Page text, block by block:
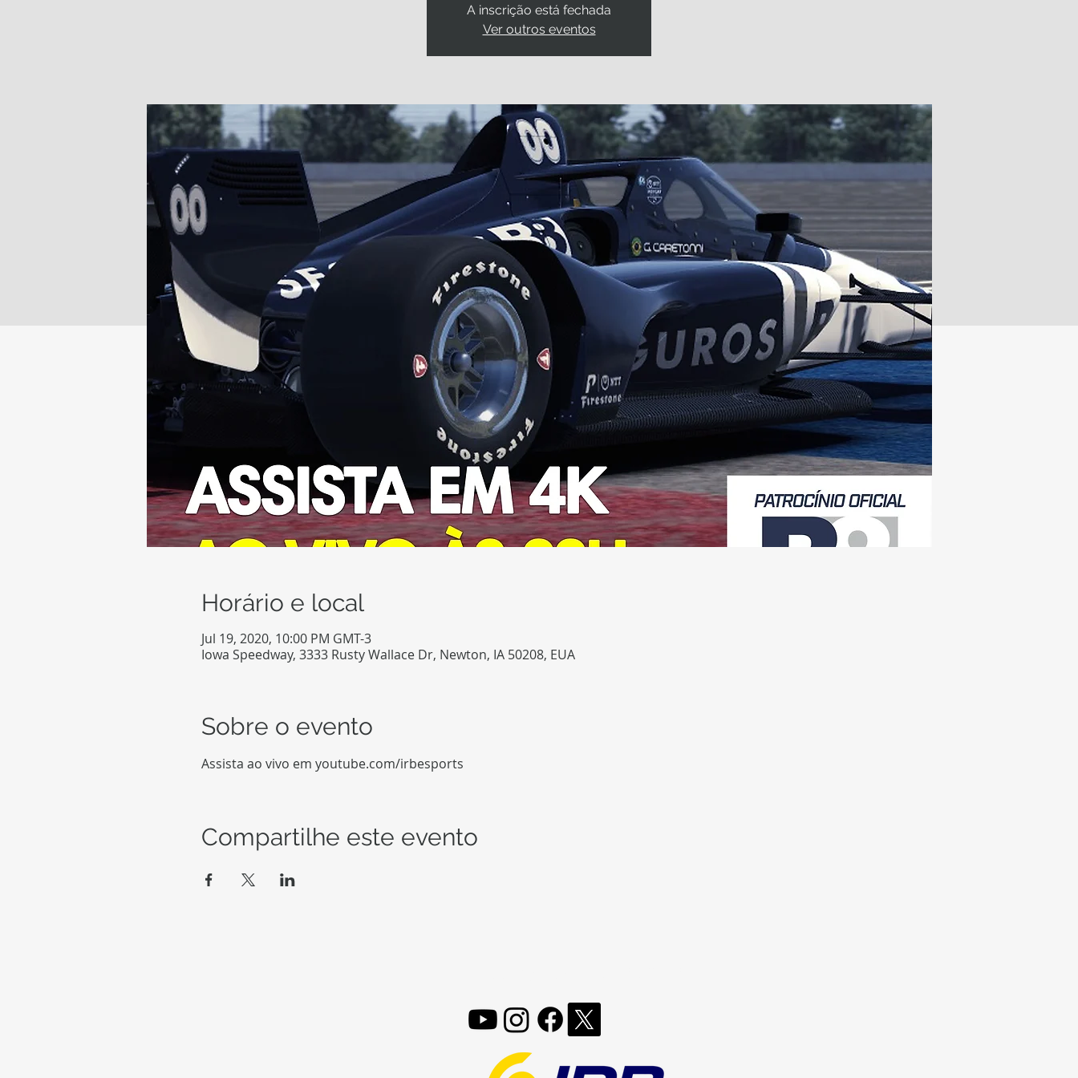
A inscrição está fechada
Ver outros eventos
Horário e local
Jul 19, 2020, 10:00 PM GMT-3
Iowa Speedway, 3333 Rusty Wallace Dr, Newton, IA 50208, EUA
Sobre o evento
Assista ao vivo em youtube.com/irbesports
Compartilhe este evento